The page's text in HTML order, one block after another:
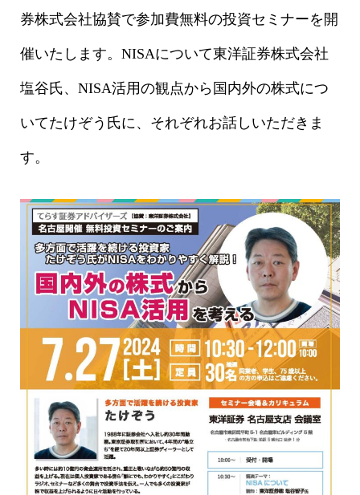
券株式会社協賛で参加費無料の投資セミナーを開
催いたします。NISAについて東洋証券株式会社
塩谷氏、NISA活用の観点から国内外の株式につ
いてたけぞう氏に、それぞれお話しいただきま
す。